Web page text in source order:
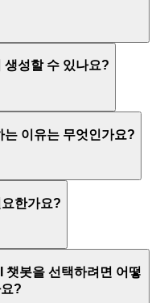
생성할 수 있나요?
이유는 무엇인가요?
한가요?
챗봇을 선택하려면 어떻
?